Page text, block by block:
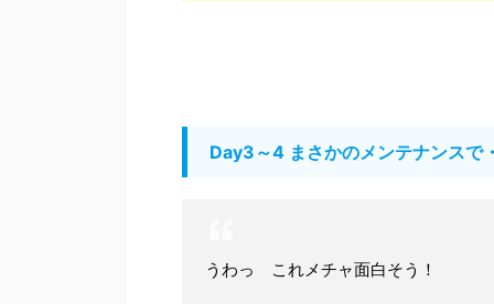
Day3～4 まさかのメンテナンスで
うわっ これメチャ面白そう！